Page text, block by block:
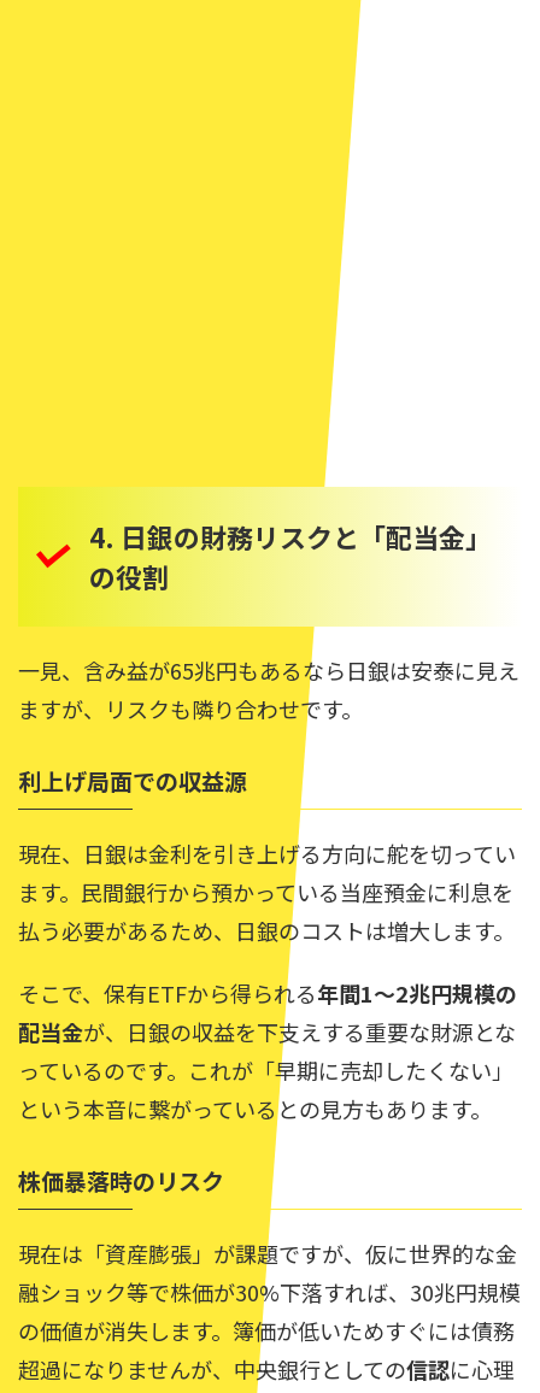
4. 日銀の財務リスクと「配当金」
の役割
一見、含み益が65兆円もあるなら日銀は安泰に見え
ますが、リスクも隣り合わせです。
利上げ局面での収益源
現在、日銀は金利を引き上げる方向に舵を切ってい
ます。民間銀行から預かっている当座預金に利息を
払う必要があるため、日銀のコストは増大します。
そこで、保有ETFから得られる年間1〜2兆円規模の
配当金が、日銀の収益を下支えする重要な財源とな
っているのです。これが「早期に売却したくない」
という本音に繋がっているとの見方もあります。
株価暴落時のリスク
現在は「資産膨張」が課題ですが、仮に世界的な金
融ショック等で株価が30%下落すれば、30兆円規模
の価値が消失します。簿価が低いためすぐには債務
超過になりませんが、中央銀行としての信認に心理